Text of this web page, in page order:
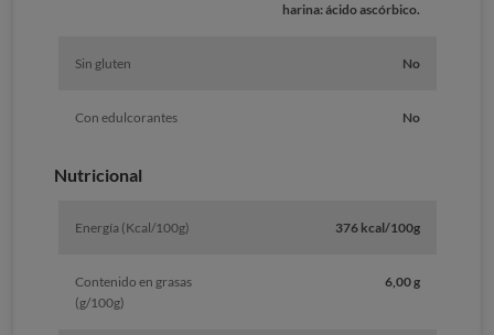
harina: ácido ascórbico.
Sin gluten No
Con edulcorantes No
Nutricional
Energía (Kcal/100g) 376 kcal/100g
Contenido en grasas
(g/100g)
6,00 g